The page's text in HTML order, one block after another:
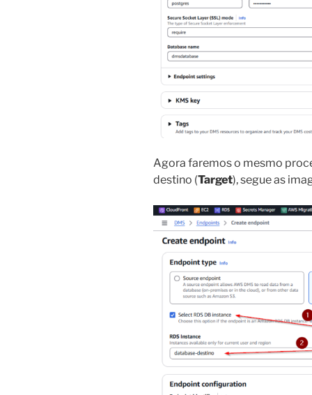
Agora faremos o mesmo
destino (Target), segue as